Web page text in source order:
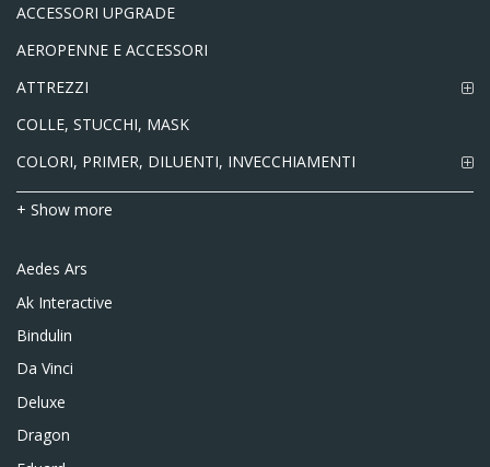
ACCESSORI UPGRADE
AEROPENNE E ACCESSORI
ATTREZZI
COLLE, STUCCHI, MASK
COLORI, PRIMER, DILUENTI, INVECCHIAMENTI
+ Show more
Aedes Ars
Ak Interactive
Bindulin
Da Vinci
Deluxe
Dragon